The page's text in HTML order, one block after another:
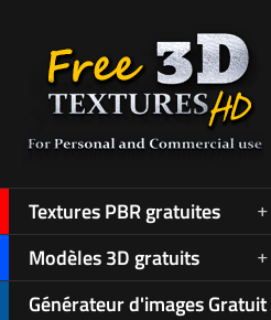
Textures PBR gratuites
Modèles 3D gratuits
Générateur d'images Gratuit